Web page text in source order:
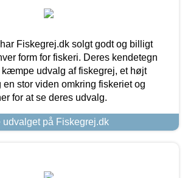
har Fiskegrej.dk solgt godt og billigt
form for fiskeri. Deres kendetegn
udvalg af fiskegrej, et højt
stor viden omkring fiskeriet og
for at se deres udvalg.
udvalget på Fiskegrej.dk